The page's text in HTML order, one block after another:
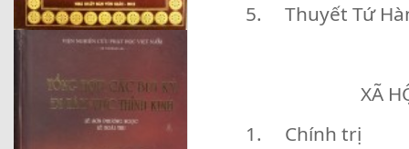
5. Thuyết Tứ
XÃ
1. Chính trị